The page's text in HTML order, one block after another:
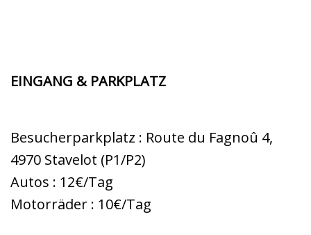
EINGANG & PARKPLATZ
Besucherparkplatz : Route du Fagnoû 4,
4970 Stavelot (P1/P2)
Autos : 12€/Tag
Motorräder : 10€/Tag